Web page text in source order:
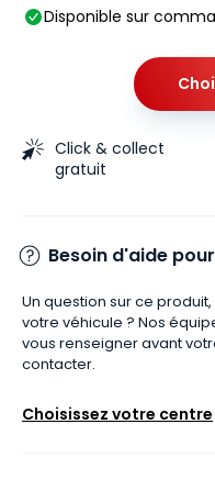
Disponible sur
Click & collect
gratuit
Besoin d'aide
Un question sur ce
votre véhicule ? Nos
vous renseigner avant
contacter.
Choisissez votre centre